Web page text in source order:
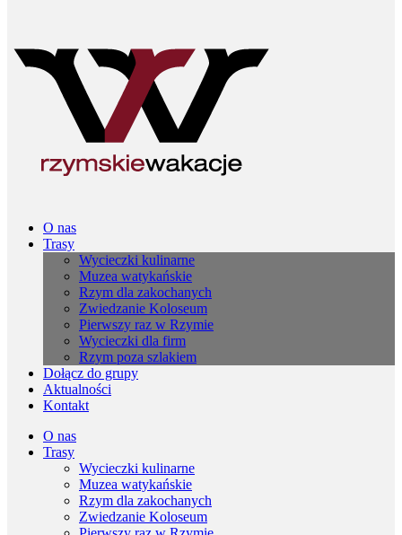
O nas
Trasy
Wycieczki kulinarne
Muzea watykańskie
Rzym dla zakochanych
Zwiedzanie Koloseum
Pierwszy raz w Rzymie
Wycieczki dla firm
Rzym poza szlakiem
Dołącz do grupy
Aktualności
Kontakt
O nas
Trasy
Wycieczki kulinarne
Muzea watykańskie
Rzym dla zakochanych
Zwiedzanie Koloseum